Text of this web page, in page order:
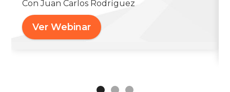
Con Juan Carlos Rodríguez
Ver Webinar